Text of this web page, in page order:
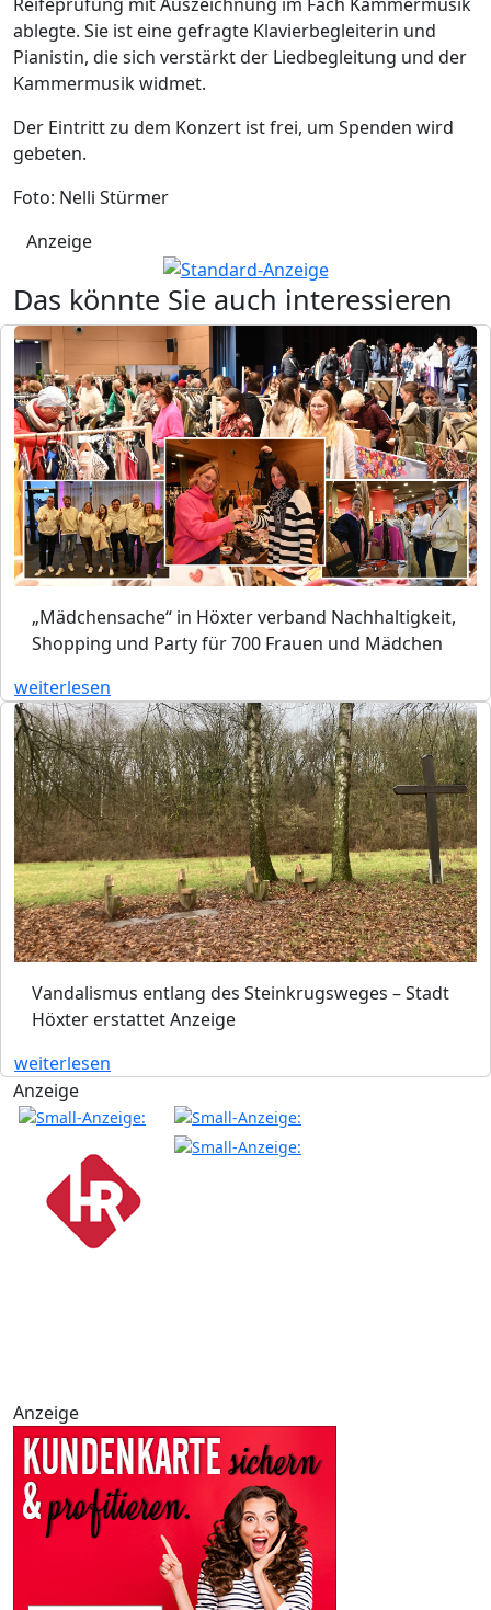
Reifeprüfung mit Auszeichnung im Fach Kammermusik
ablegte. Sie ist eine gefragte Klavierbegleiterin und
Pianistin, die sich verstärkt der Liedbegleitung und der
Kammermusik widmet.
Der Eintritt zu dem Konzert ist frei, um Spenden wird
gebeten.
Foto: Nelli Stürmer
Anzeige
Das könnte Sie auch interessieren
„Mädchensache“ in Höxter verband Nachhaltigkeit,
Shopping und Party für 700 Frauen und Mädchen
weiterlesen
Vandalismus entlang des Steinkrugsweges – Stadt
Höxter erstattet Anzeige
weiterlesen
Anzeige
Anzeige